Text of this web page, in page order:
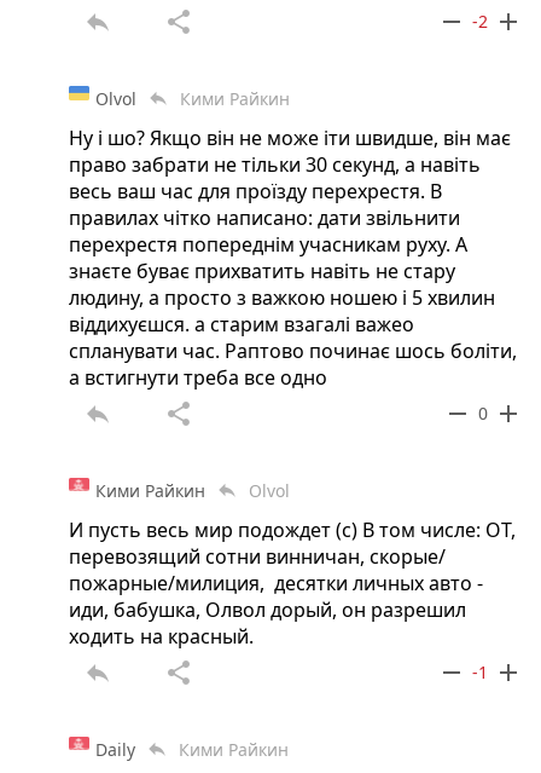
reply share remove -2 add
Olvol reply Кими Райкин
Ну і шо? Якщо він не може іти швидше, він має
право забрати не тільки 30 секунд, а навіть
весь ваш час для проїзду перехрестя. В
правилах чітко написано: дати звільнити
перехрестя попереднім учасникам руху. А
знаєте буває прихватить навіть не стару
людину, а просто з важкою ношею і 5 хвилин
віддихуєшся. а старим взагалі важео
спланувати час. Раптово починає шось боліти,
а встигнути треба все одно
reply share remove 0 add
Кими Райкин reply Olvol
И пусть весь мир подождет (с) В том числе: ОТ,
перевозящий сотни винничан, скорые/
пожарные/милиция, десятки личных авто -
иди, бабушка, Олвол дорый, он разрешил
ходить на красный.
reply share remove -1 add
Daily reply Кими Райкин